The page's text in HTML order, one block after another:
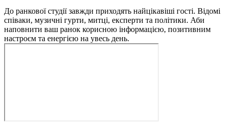
До ранкової студії завжди приходять найцікавіші гості. Відомі
співаки, музичні гурти, митці, експерти та політики. Аби
наповнити ваш ранок корисною інформацією, позитивним
настроєм та енергією на увесь день.